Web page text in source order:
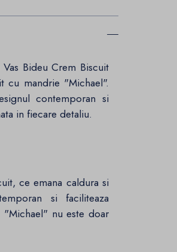
Bideu Crem Biscuit
cu mandrie "Michael".
contemporan si
in fiecare detaliu.
ce emana caldura si
si faciliteaza
nu este doar